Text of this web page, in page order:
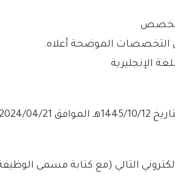
04/21م.
التالي (مع كتابة مسمى